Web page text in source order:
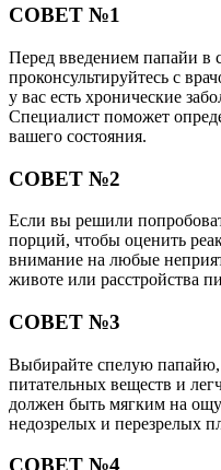
СОВЕТ №1
Перед введением папайи в
проконсультируйтесь с
у вас есть хронические
Специалист поможет
вашего состояния.
СОВЕТ №2
Если вы решили
порций, чтобы оценить
внимание на любые
животе или расстройства
СОВЕТ №3
Выбирайте спелую папайю,
питательных веществ и
должен быть мягким на
недозрелых и перезрелых